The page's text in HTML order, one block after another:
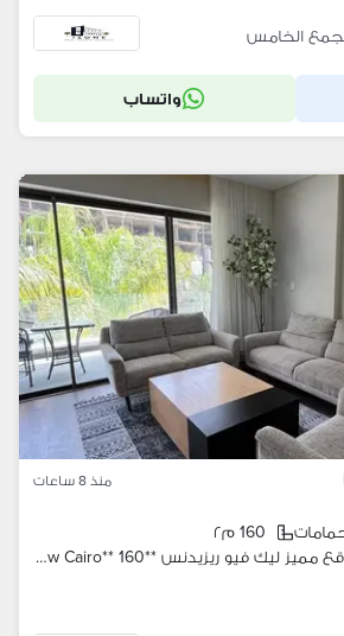
الخامس
واتساب
منذ 8 ساعات
160 م٢
شقة ايجار مفروش موقع مميز ليك فيو ريزيدنس **Lake View Residence New Cairo** 160 متر 2 غرفة نوم 2 حمام